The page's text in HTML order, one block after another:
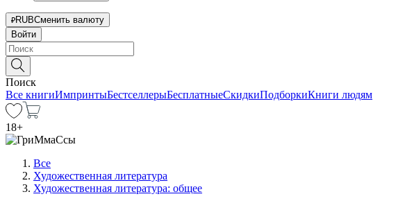
RUBСменить валюту
Войти
Поиск
Все книгиИмпринтыБестселлерыБесплатныеСкидкиПодборкиКниги людям
18+
Все
Художественная литература
Художественная литература: общее